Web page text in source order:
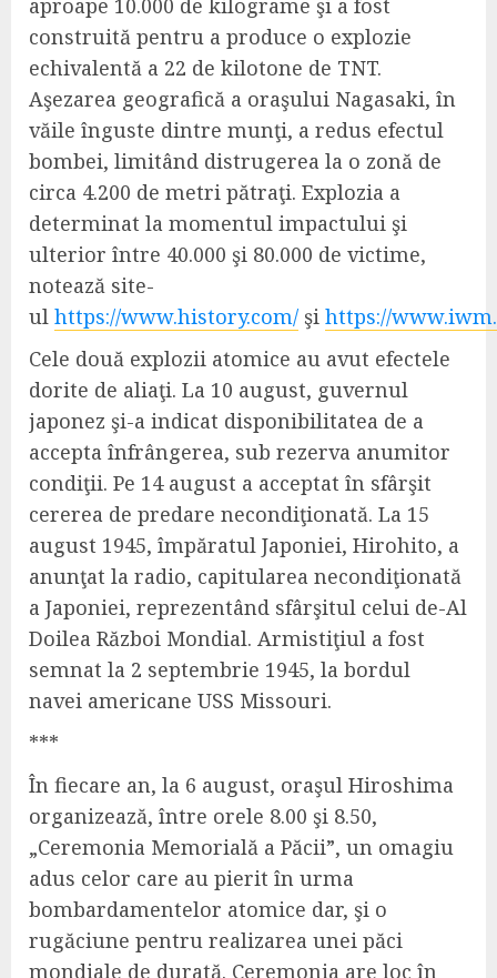
aproape 10.000 de kilograme şi a fost
construită pentru a produce o explozie
echivalentă a 22 de kilotone de TNT.
Aşezarea geografică a oraşului Nagasaki, în
văile înguste dintre munţi, a redus efectul
bombei, limitând distrugerea la o zonă de
circa 4.200 de metri pătraţi. Explozia a
determinat la momentul impactului şi
ulterior între 40.000 şi 80.000 de victime,
notează site-
ul https://www.history.com/ şi https://
Cele două explozii atomice au avut efectele
dorite de aliaţi. La 10 august, guvernul
japonez şi-a indicat disponibilitatea de a
accepta înfrângerea, sub rezerva anumitor
condiţii. Pe 14 august a acceptat în sfârşit
cererea de predare necondiţionată. La 15
august 1945, împăratul Japoniei, Hirohito, a
anunţat la radio, capitularea necondiţionată
a Japoniei, reprezentând sfârşitul celui de-Al
Doilea Război Mondial. Armistiţiul a fost
semnat la 2 septembrie 1945, la bordul
navei americane USS Missouri.
***
În fiecare an, la 6 august, oraşul Hiroshima
organizează, între orele 8.00 şi 8.50,
„Ceremonia Memorială a Păcii”, un omagiu
adus celor care au pierit în urma
bombardamentelor atomice dar, şi o
rugăciune pentru realizarea unei păci
mondiale de durată. Ceremonia are loc în